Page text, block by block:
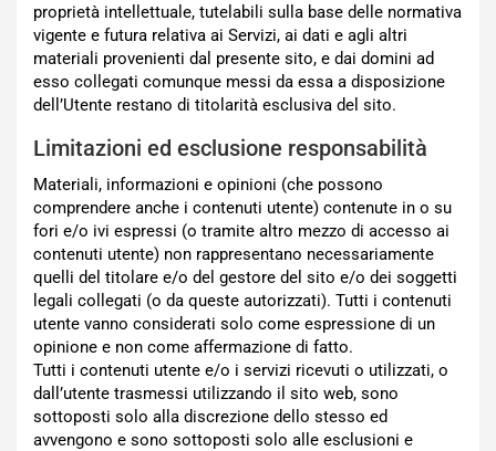
proprietà intellettuale, tutelabili sulla base delle normativa
vigente e futura relativa ai Servizi, ai dati e agli altri
materiali provenienti dal presente sito, e dai domini ad
esso collegati comunque messi da essa a disposizione
dell’Utente restano di titolarità esclusiva del sito.
Limitazioni ed esclusione responsabilità
Materiali, informazioni e opinioni (che possono
comprendere anche i contenuti utente) contenute in o su
fori e/o ivi espressi (o tramite altro mezzo di accesso ai
contenuti utente) non rappresentano necessariamente
quelli del titolare e/o del gestore del sito e/o dei soggetti
legali collegati (o da queste autorizzati). Tutti i contenuti
utente vanno considerati solo come espressione di un
opinione e non come affermazione di fatto.
Tutti i contenuti utente e/o i servizi ricevuti o utilizzati, o
dall’utente trasmessi utilizzando il sito web, sono
sottoposti solo alla discrezione dello stesso ed
avvengono e sono sottoposti solo alle esclusioni e